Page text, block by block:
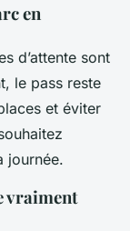
en
d’attente sont
le pass reste
et éviter
journée.
vraiment